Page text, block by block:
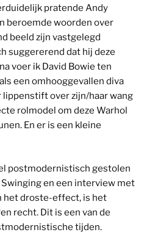
pratende Andy
beroemde woorden over
beeld zijn vastgelegd
suggererend dat hij deze
voer ik David Bowie ten
een omhooggevallen diva
lippenstift over zijn/haar wang
rolmodel om deze Warhol
En er is een kleine
postmodernistisch gestolen
Swinging en een interview met
het droste-effect, is het
recht. Dit is een van de
tijden.